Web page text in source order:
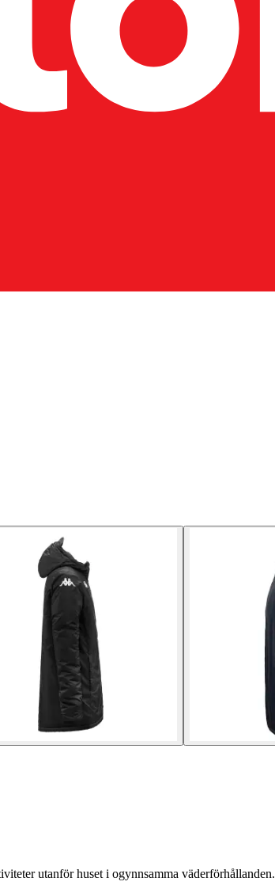
utanför huset i ogynnsamma väderförhållanden.